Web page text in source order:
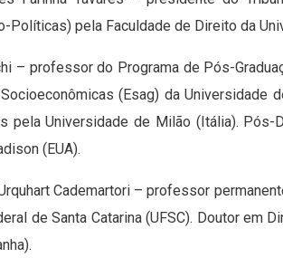
Políticas) pela Faculdade de Direito da
– professor do Programa de Pós-
(Esag) da Universidade
pela Universidade de Milão (Itália).
(EUA).
Cademartori – professor
de Santa Catarina (UFSC). Doutor em